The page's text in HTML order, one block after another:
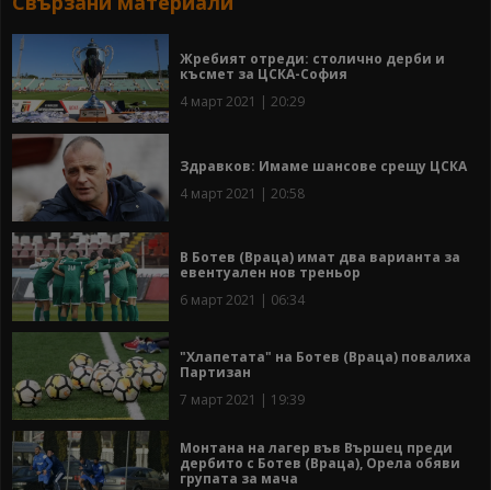
Жребият отреди: столично дерби и
късмет за ЦСКА-София
4 март 2021 | 20:29
Здравков: Имаме шансове срещу ЦСКА
4 март 2021 | 20:58
В Ботев (Враца) имат два варианта за
евентуален нов треньор
6 март 2021 | 06:34
"Хлапетата" на Ботев (Враца) повалиха
Партизан
7 март 2021 | 19:39
Монтана на лагер във Вършец преди
дербито с Ботев (Враца), Орела обяви
групата за мача